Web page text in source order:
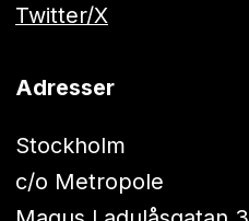
Twitter/X
Adresser
Stockholm
c/o Metropole